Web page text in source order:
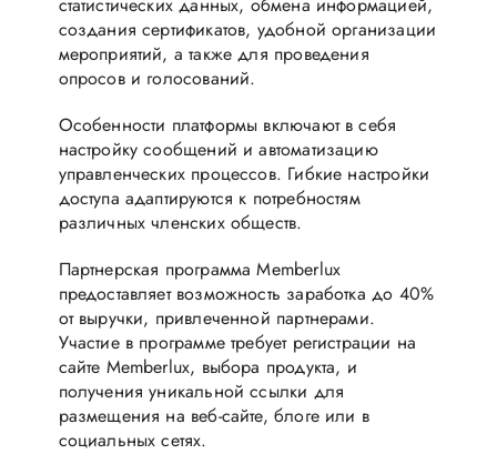
создания сертификатов, удобной организации
мероприятий, а также для проведения
опросов и голосований.
Особенности платформы включают в себя
настройку сообщений и автоматизацию
управленческих процессов. Гибкие настройки
доступа адаптируются к потребностям
различных членских обществ.
Партнерская программа Memberlux
предоставляет возможность заработка до 40%
от выручки, привлеченной партнерами.
Участие в программе требует регистрации на
сайте Memberlux, выбора продукта, и
получения уникальной ссылки для
размещения на веб-сайте, блоге или в
социальных сетях.